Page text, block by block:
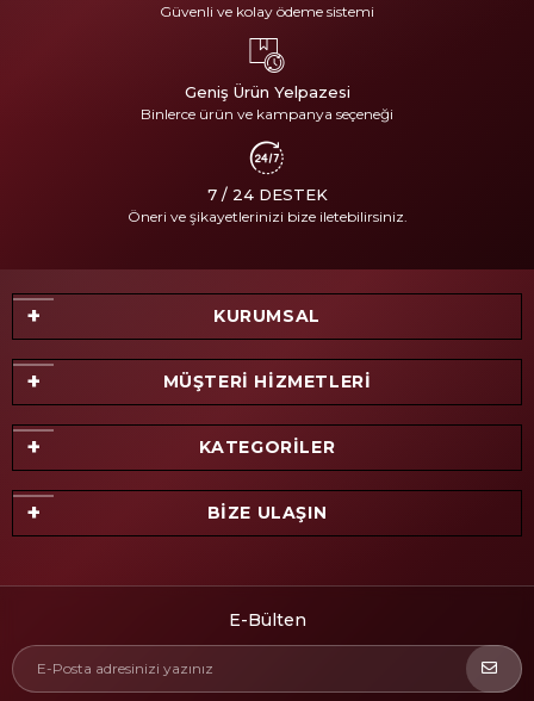
Güvenli ve kolay ödeme sistemi
Geniş Ürün Yelpazesi
Binlerce ürün ve kampanya seçeneği
7 / 24 DESTEK
Öneri ve şikayetlerinizi bize iletebilirsiniz.
KURUMSAL
MÜŞTERİ HİZMETLERİ
KATEGORİLER
BİZE ULAŞIN
E-Bülten